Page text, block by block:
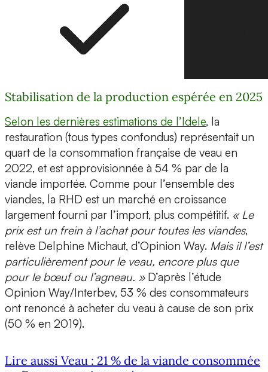
Stabilisation de la production espérée en 2025
Selon les dernières estimations de l’Idele, la
restauration (tous types confondus) représentait un
quart de la consommation française de veau en
2022, et est approvisionnée à 54 % par de la
viande importée. Comme pour l’ensemble des
viandes, la RHD est un marché en croissance
largement fourni par l’import, plus compétitif. « Le
prix est un frein à l’achat pour toutes les viandes,
relève Delphine Michaut, d’Opinion Way. Mais il l’est
particulièrement pour le veau, encore plus que
pour le bœuf ou l’agneau. »D’après l’étude
Opinion Way/Interbev, 53 % des consommateurs
ont renoncé à acheter du veau à cause de son prix
(50 % en 2019).
Lire aussi Veau : 21 % de la viande consommée